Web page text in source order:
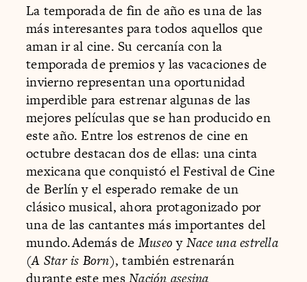
La temporada de fin de año es una de las
más interesantes para todos aquellos que
aman ir al cine. Su cercanía con la
temporada de premios y las vacaciones de
invierno representan una oportunidad
imperdible para estrenar algunas de las
mejores películas que se han producido en
este año. Entre los estrenos de cine en
octubre destacan dos de ellas: una cinta
mexicana que conquistó el Festival de Cine
de Berlín y el esperado remake de un
clásico musical, ahora protagonizado por
una de las cantantes más importantes del
mundo.Además deMuseoyNace una estrella
(A Star is Born), también estrenarán
durante este mesNación asesina